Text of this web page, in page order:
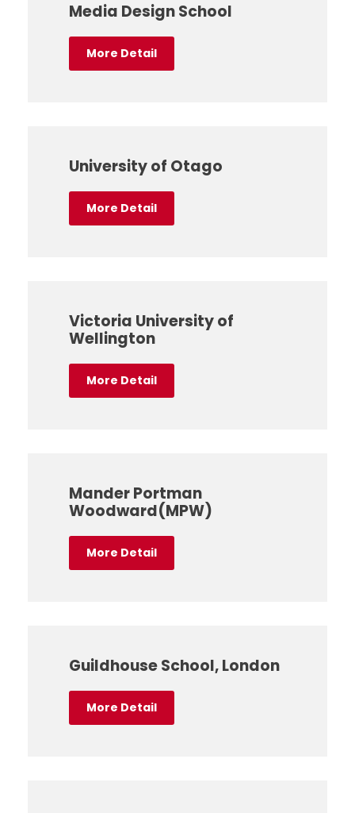
Media Design School
More Detail
University of Otago
More Detail
Victoria University of
Wellington
More Detail
Mander Portman
Woodward(MPW)
More Detail
Guildhouse School, London
More Detail